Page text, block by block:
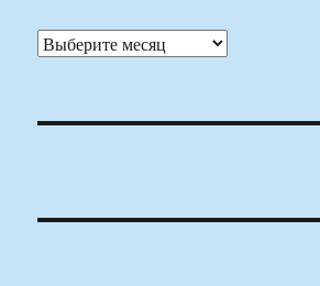
Архивы